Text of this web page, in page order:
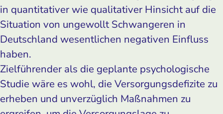
in quantitativer wie qualitativer Hinsicht auf die
Situation von ungewollt Schwangeren in
Deutschland wesentlichen negativen Einfluss
haben.
Zielführender als die geplante psychologische
Studie wäre es wohl, die Versorgungsdefizite zu
erheben und unverzüglich Maßnahmen zu